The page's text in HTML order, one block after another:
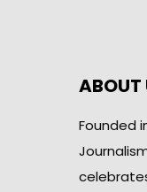
ABOUT
Founded